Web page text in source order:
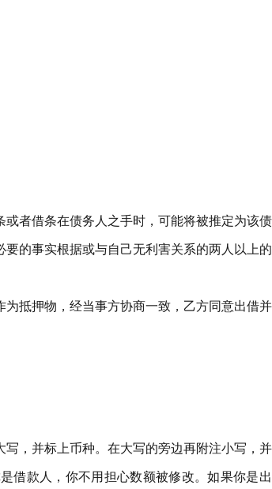
者借条在债务人之手时，可能将被推定为该
的事实根据或与自己无利害关系的两人以上
抵押物，经当事方协商一致，乙方同意出借
，并标上币种。在大写的旁边再附注小写，
借款人，你不用担心数额被修改。如果你是